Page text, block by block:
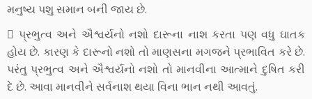
મનુષ્ય પશુ સમાન બની જાય છે.
 પ્રભુત્વ અને ઐશ્વર્યનો નશો દારૂના નાશ કરતા પણ વધુ ઘાતક
હોય છે. કારણ કે દારૂનો નશો તો માણસના મગજને પ્રભાવિત કરે છે.
પરંતુ પ્રભુત્વ અને ઐશ્વર્યનો નશો તો માનવીના આત્માને દુષિત કરી
દે છે. આવા માનવીને સર્વનાશ થયા વિના ભાન નથી આવતું.